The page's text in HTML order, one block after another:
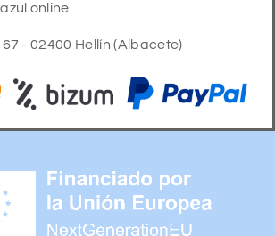
- 02400 Hellín (Albacete)